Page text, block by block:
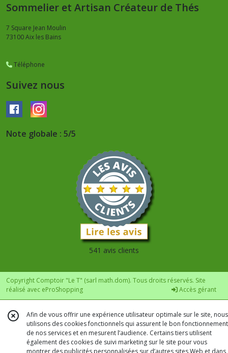
Sommelier et Artisan Créateur de Thés
7 Square Jean Moulin
73100Aix les Bains
Téléphone
Suivez nous
Note globale : 5/5
541 avis clients
Copyright Comptoir "Le T" (sarl math.dom). Tous droits réservés. Site
réalisé avec eProShopping Accès gérant
Afin de vous offrir une expérience utilisateur optimale sur le site, nous
utilisons des cookies fonctionnels qui assurent le bon fonctionnement
de nos services et en mesurent l’audience. Certains tiers utilisent
également des cookies de suivi marketing sur le site pour vous
montrer des publicités personnalisées sur d’autres sites Web et dans